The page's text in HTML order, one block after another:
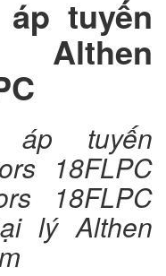
tuyến
tuyến
18FLPC
18FLPC
lý Althen